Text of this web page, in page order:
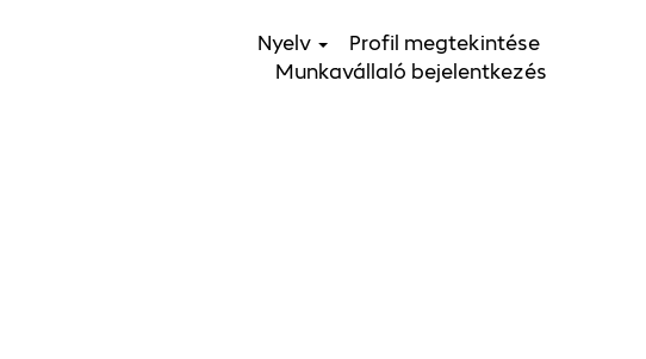
Nyelv
Profil megtekintése
Munkavállaló bejelentkezés